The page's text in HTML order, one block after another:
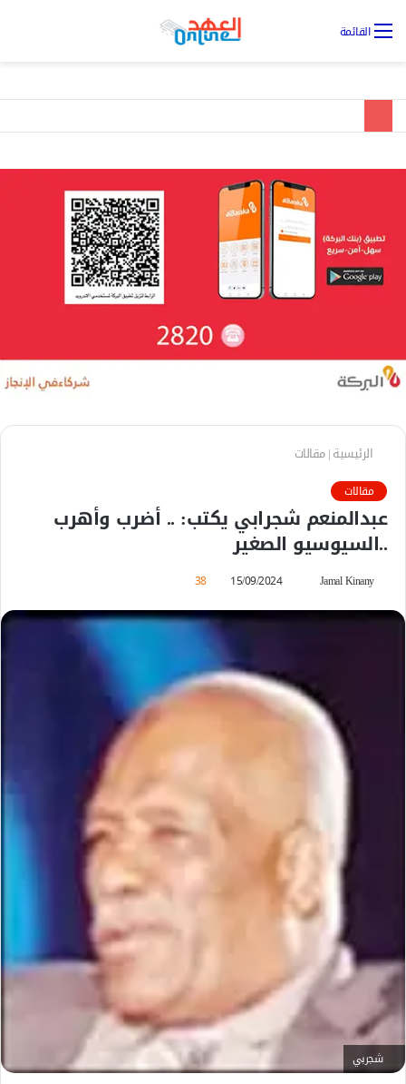
القائمة
الرئيسية|مقالات
مقالات
عبدالمنعم شجرابي يكتب: .. أضرب وأهرب
..السيوسيو الصغير
Jamal Kinany
س
ر
ي
ت
و
ن
15/09/2024
38
شجربي